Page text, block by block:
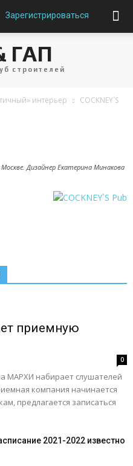
Зарегистрироваться
ГАП
строителей
интерьер
COCKNEY`S
Дизайнер Екатерина Минакова
приемную
0
МАРХИ набирает слушателей
компания начинается
предлагается записаться
2021-2022 известно